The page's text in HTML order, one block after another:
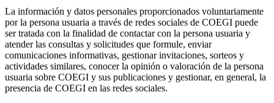
La información y datos personales proporcionados voluntariamente
por la persona usuaria a través de redes sociales de COEGI puede
ser tratada con la finalidad de contactar con la persona usuaria y
atender las consultas y solicitudes que formule, enviar
comunicaciones informativas, gestionar invitaciones, sorteos y
actividades similares, conocer la opinión o valoración de la persona
usuaria sobre COEGI y sus publicaciones y gestionar, en general, la
presencia de COEGI en las redes sociales.